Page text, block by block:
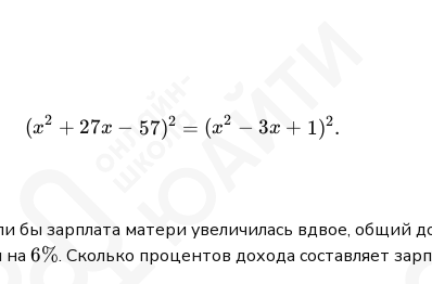
(x^2 + 27x - 57)^2 = (x^2 -
(x2 + 27x − 57)2 = (x2 − 3x + 1)2.
бы зарплата матери увеличилась вдвое, общий
на 6\%
6%. Сколько процентов дохода составляет